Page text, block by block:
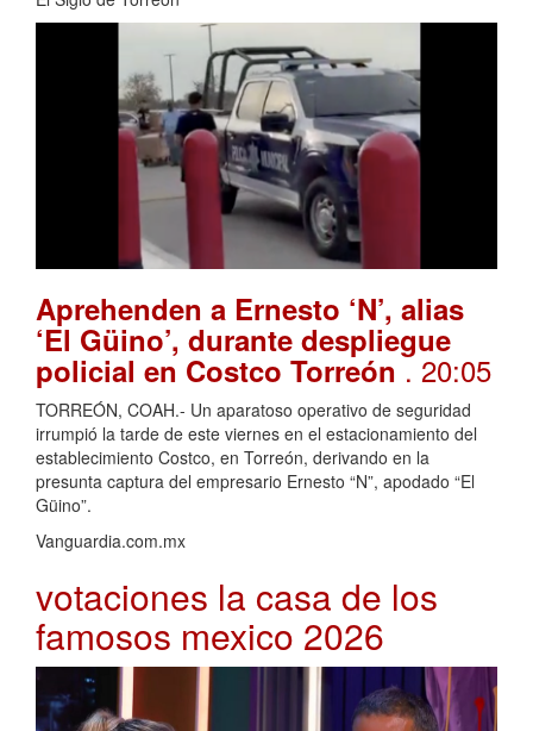
Aprehenden a Ernesto ‘N’, alias
‘El Güino’, durante despliegue
policial en Costco Torreón. 20:05
TORREÓN, COAH.- Un aparatoso operativo de seguridad
irrumpió la tarde de este viernes en el estacionamiento del
establecimiento Costco, en Torreón, derivando en la
presunta captura del empresario Ernesto “N”, apodado “El
Güino”.
Vanguardia.com.mx
votaciones la casa de los
famosos mexico 2026